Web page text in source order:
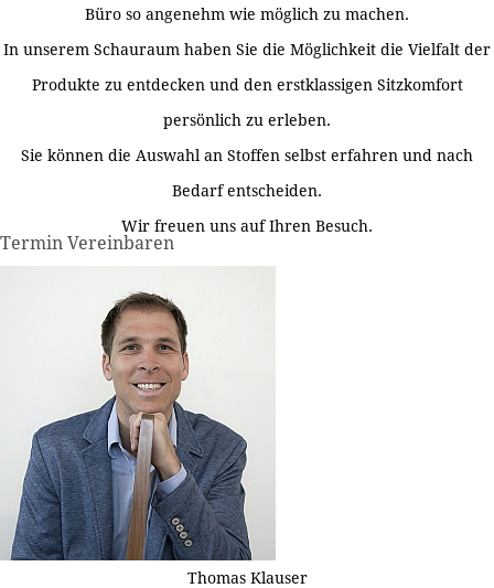
Büro so angenehm wie möglich zu machen.
In unserem Schauraum haben Sie die Möglichkeit die Vielfalt der
Produkte zu entdecken und den erstklassigen Sitzkomfort
persönlich zu erleben.
Sie können die Auswahl an Stoffen selbst erfahren und nach
Bedarf entscheiden.
Wir freuen uns auf Ihren Besuch.
Termin Vereinbaren
Thomas Klauser